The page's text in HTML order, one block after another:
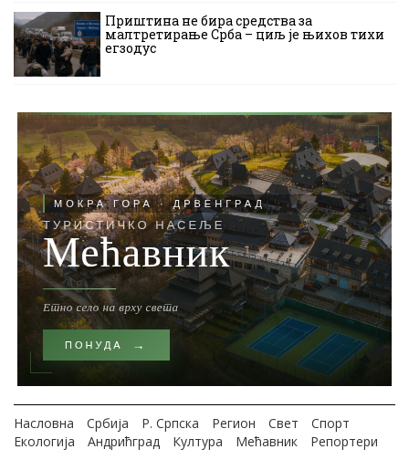
Приштина не бира средства за
малтретирање Срба – циљ је њихов тихи
егзодус
Насловна Србија Р. Српска Регион Свет
Спорт
Екологија
Андрићград Култура Мећавник
Репортери